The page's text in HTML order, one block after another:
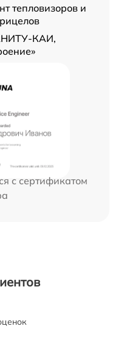
тепловизоров и
КАИ,
с сертификатом